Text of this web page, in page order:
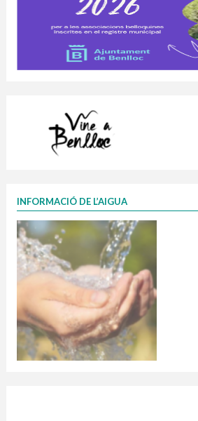
INFORMACIÓ DE L’AIGUA